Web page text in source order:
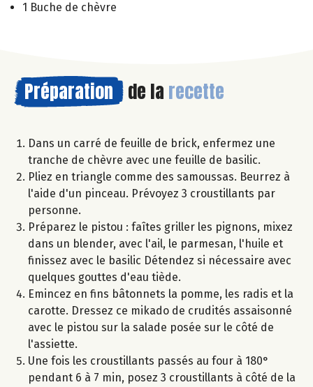
1 Buche de chèvre
Préparation de la recette
Dans un carré de feuille de brick, enfermez une
tranche de chèvre avec une feuille de basilic.
Pliez en triangle comme des samoussas. Beurrez à
l'aide d'un pinceau. Prévoyez 3 croustillants par
personne.
Préparez le pistou : faîtes griller les pignons, mixez
dans un blender, avec l'ail, le parmesan, l'huile et
finissez avec le basilic Détendez si nécessaire avec
quelques gouttes d'eau tiède.
Emincez en fins bâtonnets la pomme, les radis et la
carotte. Dressez ce mikado de crudités assaisonné
avec le pistou sur la salade posée sur le côté de
l'assiette.
Une fois les croustillants passés au four à 180°
pendant 6 à 7 min, posez 3 croustillants à côté de la